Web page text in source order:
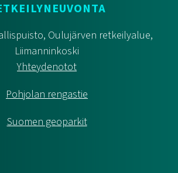
Oulujärven retkeilyalue,
Liimanninkoski
Yhteydenotot
Pohjolan rengastie
Suomen geoparkit